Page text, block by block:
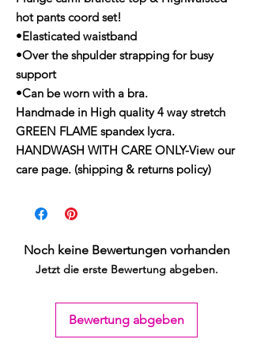
hot pants coord set!
•Elasticated waistband
•Over the shpulder strapping for busy
support
•Can be worn with a bra.
Handmade in High quality 4 way stretch
GREEN FLAME spandex lycra.
HANDWASH WITH CARE ONLY-View our
care page. (shipping & returns policy)
Noch keine Bewertungen vorhanden
Jetzt die erste Bewertung abgeben.
Bewertung abgeben